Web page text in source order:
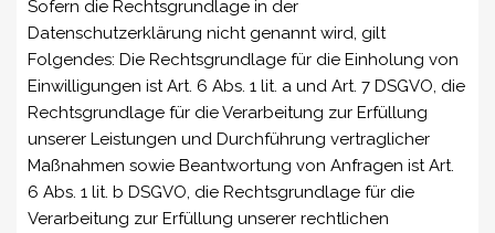
Sofern die Rechtsgrundlage in der
Datenschutzerklärung nicht genannt wird, gilt
Folgendes: Die Rechtsgrundlage für die Einholung von
Einwilligungen ist Art. 6 Abs. 1 lit. a und Art. 7 DSGVO, die
Rechtsgrundlage für die Verarbeitung zur Erfüllung
unserer Leistungen und Durchführung vertraglicher
Maßnahmen sowie Beantwortung von Anfragen ist Art.
6 Abs. 1 lit. b DSGVO, die Rechtsgrundlage für die
Verarbeitung zur Erfüllung unserer rechtlichen